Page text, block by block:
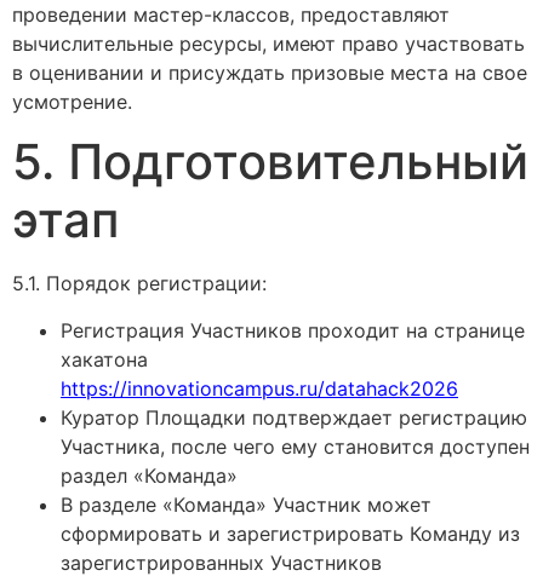
проведении мастер-классов, предоставляют
вычислительные ресурсы, имеют право участвовать
в оценивании и присуждать призовые места на свое
усмотрение.
5. Подготовительный
этап
5.1. Порядок регистрации:
Регистрация Участников проходит на странице
хакатона
https://innovationcampus.ru/datahack2026
Куратор Площадки подтверждает регистрацию
Участника, после чего ему становится доступен
раздел «Команда»
В разделе «Команда» Участник может
сформировать и зарегистрировать Команду из
зарегистрированных Участников